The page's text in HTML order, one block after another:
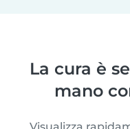
La cura è
mano
Visualizza